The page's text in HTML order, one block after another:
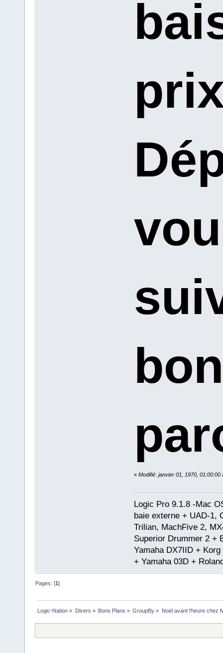
« Modifié: janvier 01, 1970, 01:00:00
Logic Pro 9.1.8 -Mac
baie externe + UAD-1,
Trilian, MachFive 2,
Superior Drummer 2 +
Yamaha DX7IID +
+ Yamaha 03D +
Pages: [1]
Logic-Nation » Divers » Bons Plans » GroupBy » Noël avant l'heure chez